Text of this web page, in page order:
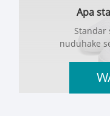
Apa
Standar
nuduhake
sing
sikil para